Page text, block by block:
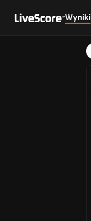
Wyniki